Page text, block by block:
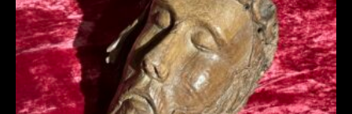
BELLE TÊTE DE CHRIST EN BOIS SCULPTÉ
D’ÉPOQUE ROMANE